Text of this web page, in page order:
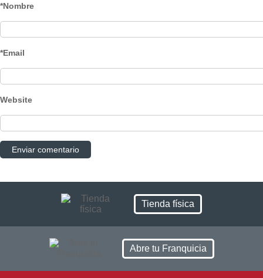
*Nombre
*Email
Website
Tienda física
Abre tu Franquicia